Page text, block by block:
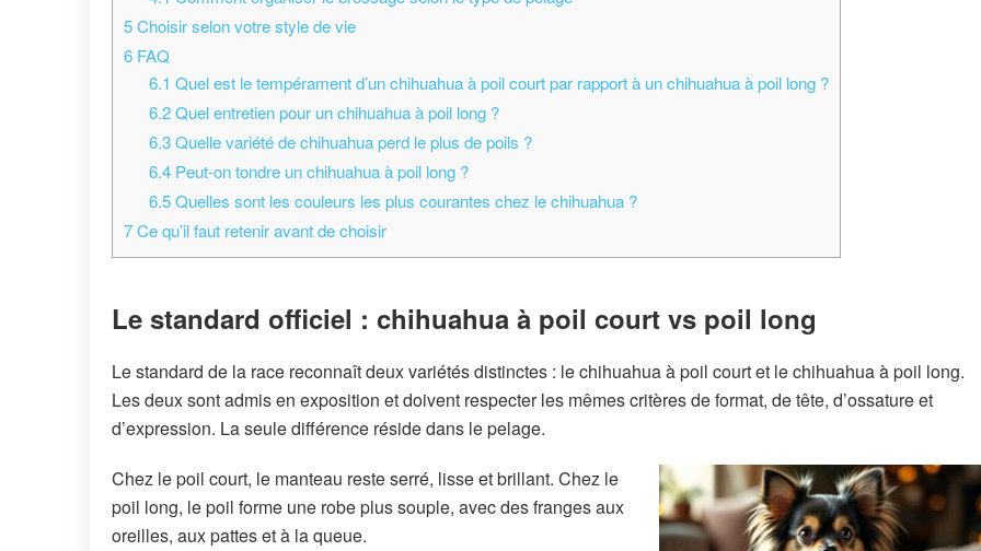
5Choisir selon votre style de vie
6 FAQ
6.1 Quel est le tempérament d’un chihuahua à poil court par rapport à un chihuahua à poil long ?
6.2Quel entretien pour un chihuahua à poil long ?
6.3Quelle variété de chihuahua perd le plus de poils ?
6.4Peut-on tondre un chihuahua à poil long ?
6.5Quelles sont les couleurs les plus courantes chez le chihuahua ?
7Ce qu’il faut retenir avant de choisir
Le standard officiel : chihuahua à poil court vs poil long
Le standard de la race reconnaît deux variétés distinctes : le chihuahua à poil court et le chihuahua à poil long.
Les deux sont admis en exposition et doivent respecter les mêmes critères de format, de tête, d’ossature et
d’expression. La seule différence réside dans le pelage.
Chez le poil court, le manteau reste serré, lisse et brillant. Chez le
poil long, le poil forme une robe plus souple, avec des franges aux
oreilles, aux pattes et à la queue.